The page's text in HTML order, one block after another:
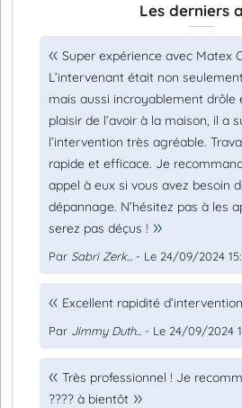
Les derniers
Super expérience avec Matex
L’intervenant était non
mais aussi incroyablement drôle
plaisir de l’avoir à la maison, il a
l’intervention très agréable.
rapide et efficace. Je
appel à eux si vous avez besoin
dépannage. N’hésitez pas à les
serez pas déçus !
Par Sabri Zerk... - Le 24/09/2024
Excellent rapidité
Par Jimmy Duth... - Le 24/09/2024
Très professionnel ! Je
???? à bientôt